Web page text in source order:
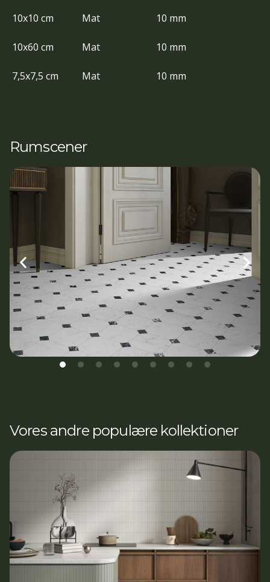
10x10 cm Mat 10 mm
10x60 cm Mat 10 mm
7,5x7,5 cm Mat 10 mm
Rumscener
Vores andre populære kollektioner